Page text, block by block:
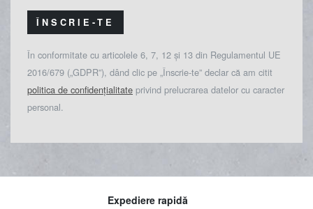
ÎNSCRIE-TE
În conformitate cu articolele 6, 7, 12 și 13 din Regulamentul UE
2016/679 („GDPR”), dând clic pe „Înscrie-te” declar că am citit
politica de confidențialitate privind prelucrarea datelor cu caracter
personal.
Expediere rapidă